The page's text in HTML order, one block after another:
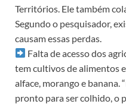
Territórios. Ele também
Segundo o pesquisador,
causam essas perdas.
Falta de acesso dos
tem cultivos de alimentos
alface, morango e banana.
pronto para ser colhido, o